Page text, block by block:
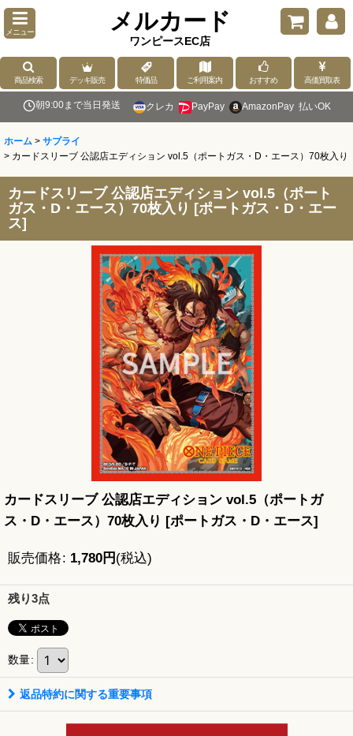
メニュー メルカード
ワンピースEC店
商品検索 デッキ販売 特価品 ご利用案内 おすすめ 高価買取表
朝9:00まで当日発送 クレカ PayPay AmazonPay 払いOK
ホーム > サプライ
> カードスリーブ 公認店エディション vol.5（ポートガス・D・エース）70枚入り
カードスリーブ 公認店エディション vol.5（ポート
ガス・D・エース）70枚入り [ポートガス・D・エー
ス]
カードスリーブ 公認店エディション vol.5（ポートガ
ス・D・エース）70枚入り [ポートガス・D・エース]
販売価格: 1,780円 (税込)
残り3点
数量:
返品特約に関する重要事項